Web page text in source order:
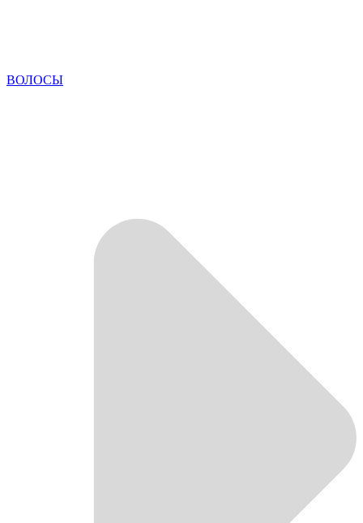
ВОЛОСЫ